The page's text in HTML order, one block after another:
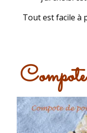
Tout est facile à